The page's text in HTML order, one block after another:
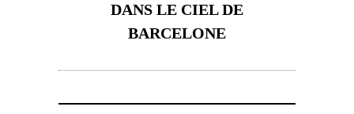
DANS LE CIEL DE
BARCELONE